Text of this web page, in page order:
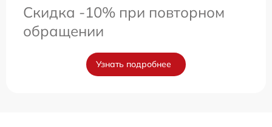
Скидка -10% при повторном
обращении
Узнать подробнее